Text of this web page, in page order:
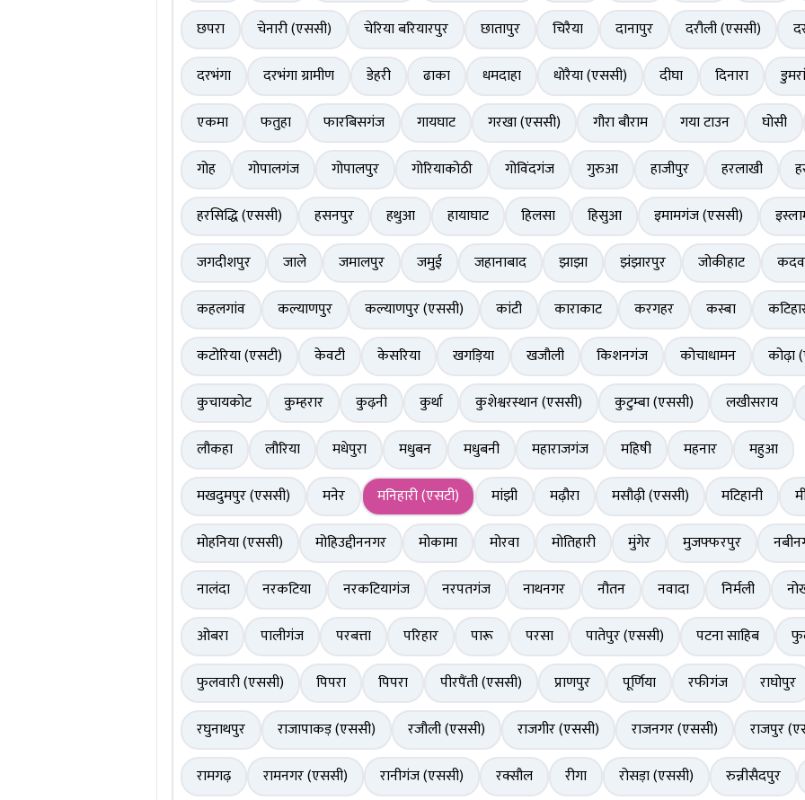
छपरा
चेनारी (एससी) चेरिया बरियारपुर छातापुर चिरैया दानापुर दरौली (एससी)
दरभंगा
दरभंगा ग्रामीण डेहरी ढाका धमदाहा धोरैया (एससी) दीघा दिनारा
एकमा
फतुहा फारबिसगंज गायघाट गरखा (एससी) गौरा बौराम गया टाउन घोसी
गोह
गोपालगंज गोपालपुर गोरियाकोठी गोविंदगंज गुरुआ हाजीपुर हरलाखी
हरसिद्धि (एससी)
हसनपुर हथुआ हायाघाट हिलसा हिसुआ इमामगंज (एससी)
जगदीशपुर
जाले जमालपुर जमुई जहानाबाद झाझा झंझारपुर जोकीहाट
कहलगांव
कल्याणपुर कल्याणपुर (एससी) कांटी काराकाट करगहर कस्बा
कटोरिया (एसटी)
केवटी केसरिया खगड़िया खजौली किशनगंज कोचाधामन
कोढ़ा
कुचायकोट
कुम्हरार कुढ़नी कुर्था कुशेश्वरस्थान (एससी) कुटुम्बा (एससी) लखीसराय
लौकहा
लौरिया मधेपुरा मधुबन मधुबनी महाराजगंज महिषी महनार
महुआ
मखदुमपुर (एससी)
मनेर मनिहारी (एसटी) मांझी मढ़ौरा मसौढ़ी (एससी) मटिहानी
मोहनिया (एससी)
मोहिउद्दीननगर मोकामा मोरवा मोतिहारी मुंगेर मुजफ्फरपुर
नालंदा
नरकटिया नरकटियागंज नरपतगंज नाथनगर नौतन नवादा निर्मली
ओबरा
पालीगंज परबत्ता परिहार पारू परसा पातेपुर (एससी) पटना साहिब
फुलवारी (एससी)
पिपरा पिपरा पीरपैंती (एससी) प्राणपुर पूर्णिया रफीगंज
राघोपुर
रघुनाथपुर
राजापाकड़ (एससी) रजौली (एससी) राजगीर (एससी) राजनगर (एससी)
राजपुर
रामगढ़
रामनगर (एससी) रानीगंज (एससी) रक्सौल रीगा रोसड़ा (एससी) रुन्नीसैदपुर